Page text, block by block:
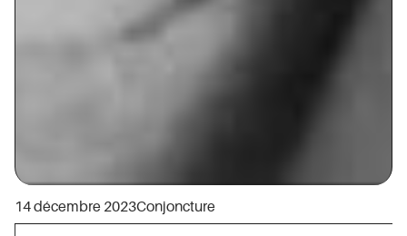
14 décembre 2023Conjoncture